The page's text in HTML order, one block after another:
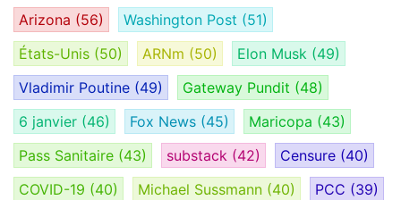
Arizona (56) Washington Post (51)
États-Unis (50) ARNm (50) Elon Musk (49)
Vladimir Poutine (49) Gateway Pundit (48)
6 janvier (46) Fox News (45) Maricopa (43)
Pass Sanitaire (43) substack (42) Censure (40)
COVID-19 (40) Michael Sussmann (40) PCC (39)